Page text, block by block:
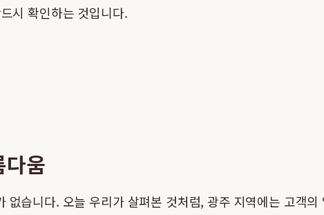
시 확인하는 것입니다.
다움
습니다. 오늘 우리가 살펴본 것처럼, 광주 지역에는 고객